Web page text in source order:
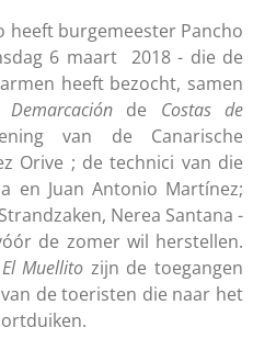
heeft burgemeester Pancho
6 maart 2018 - die de
heeft bezocht, samen
Demarcación de Costas de
van de Canarische
Orive ; de technici van die
en Juan Antonio Martínez;
Nerea Santana -
de zomer wil herstellen.
El Muellito zijn de toegangen
de toeristen die naar het